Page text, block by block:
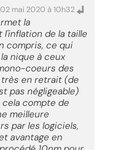
mai 2020 à 10h32
la
de la taille
compris, ce qui
nique à ceux
coeurs des
très en retrait (de
pas négligeable)
compte de
meilleure
par les logiciels,
avantage en